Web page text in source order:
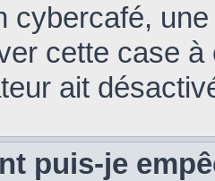
cybercafé,
cette case à
ait
puis-je